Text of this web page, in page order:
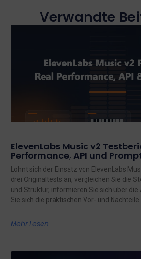
Verwandte
ElevenLabs Music v2
Performance, API und
Lohnt sich der Einsatz von ElevenLabs
drei Originaltests an, vergleichen Sie die
und Struktur, informieren Sie sich über die
Sie sich die praktischen Vor- und Nachteile
Mehr Lesen